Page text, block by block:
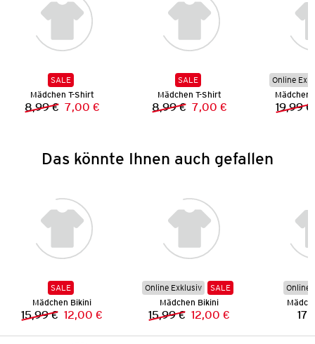
SALE
Mädchen T-Shirt
Vorheriger Preis:
8,99 € Neuer Preis:
7,00 €
SALE
Mädchen T-Shirt
Vorheriger Preis:
8,99 € Neuer Preis:
7,00 €
Online
Mädchen
19,99 €
Das könnte Ihnen auch gefallen
SALE
Mädchen Bikini
Vorheriger Preis:
15,99 € Neuer Preis:
12,00 €
Online Exklusiv
SALE
Mädchen Bikini
Vorheriger Preis:
15,99 € Neuer Preis:
12,00 €
Online